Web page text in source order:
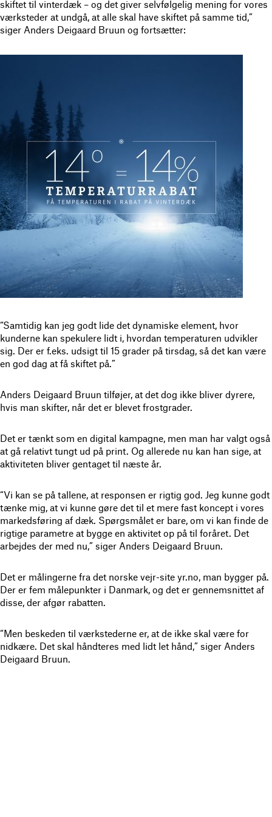
skiftet til vinterdæk – og det giver selvfølgelig mening for vores
værksteder at undgå, at alle skal have skiftet på samme tid,”
siger Anders Deigaard Bruun og fortsætter:
“Samtidig kan jeg godt lide det dynamiske element, hvor
kunderne kan spekulere lidt i, hvordan temperaturen udvikler
sig. Der er f.eks. udsigt til 15 grader på tirsdag, så det kan være
en god dag at få skiftet på.”
Anders Deigaard Bruun tilføjer, at det dog ikke bliver dyrere,
hvis man skifter, når det er blevet frostgrader.
Det er tænkt som en digital kampagne, men man har valgt også
at gå relativt tungt ud på print. Og allerede nu kan han sige, at
aktiviteten bliver gentaget til næste år.
“Vi kan se på tallene, at responsen er rigtig god. Jeg kunne godt
tænke mig, at vi kunne gøre det til et mere fast koncept i vores
markedsføring af dæk. Spørgsmålet er bare, om vi kan finde de
rigtige parametre at bygge en aktivitet op på til foråret. Det
arbejdes der med nu,” siger Anders Deigaard Bruun.
Det er målingerne fra det norske vejr-site yr.no, man bygger på.
Der er fem målepunkter i Danmark, og det er gennemsnittet af
disse, der afgør rabatten.
“Men beskeden til værkstederne er, at de ikke skal være for
nidkære. Det skal håndteres med lidt let hånd,” siger Anders
Deigaard Bruun.